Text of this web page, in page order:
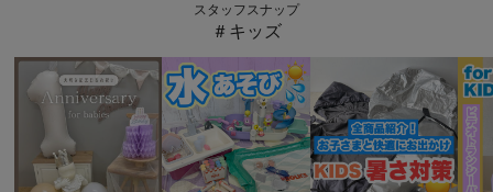
スタッフスナップ
＃キッズ